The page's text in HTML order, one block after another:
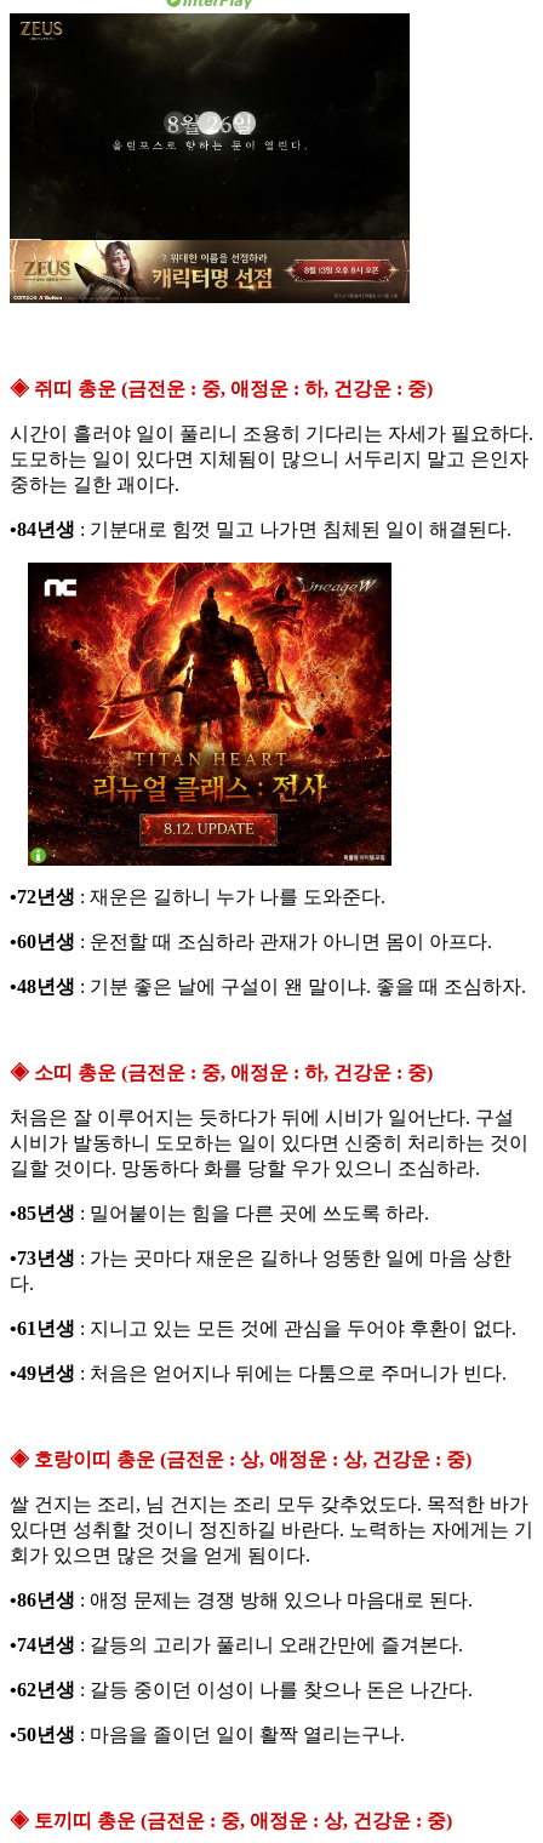
◈ 쥐띠 총운 (금전운 : 중, 애정운 : 하, 건강운 : 중)
시간이 흘러야 일이 풀리니 조용히 기다리는 자세가 필요하다.
도모하는 일이 있다면 지체됨이 많으니 서두리지 말고 은인자
중하는 길한 괘이다.
•84년생 : 기분대로 힘껏 밀고 나가면 침체된 일이 해결된다.
•72년생 : 재운은 길하니 누가 나를 도와준다.
•60년생 : 운전할 때 조심하라 관재가 아니면 몸이 아프다.
•48년생 : 기분 좋은 날에 구설이 왠 말이냐. 좋을 때 조심하자.
◈ 소띠 총운 (금전운 : 중, 애정운 : 하, 건강운 : 중)
처음은 잘 이루어지는 듯하다가 뒤에 시비가 일어난다. 구설
시비가 발동하니 도모하는 일이 있다면 신중히 처리하는 것이
길할 것이다. 망동하다 화를 당할 우가 있으니 조심하라.
•85년생 : 밀어붙이는 힘을 다른 곳에 쓰도록 하라.
•73년생 : 가는 곳마다 재운은 길하나 엉뚱한 일에 마음 상한
다.
•61년생 : 지니고 있는 모든 것에 관심을 두어야 후환이 없다.
•49년생 : 처음은 얻어지나 뒤에는 다툼으로 주머니가 빈다.
◈ 호랑이띠 총운 (금전운 : 상, 애정운 : 상, 건강운 : 중)
쌀 건지는 조리, 님 건지는 조리 모두 갖추었도다. 목적한 바가
있다면 성취할 것이니 정진하길 바란다. 노력하는 자에게는 기
회가 있으면 많은 것을 얻게 됨이다.
•86년생 : 애정 문제는 경쟁 방해 있으나 마음대로 된다.
•74년생 : 갈등의 고리가 풀리니 오래간만에 즐겨본다.
•62년생 : 갈등 중이던 이성이 나를 찾으나 돈은 나간다.
•50년생 : 마음을 졸이던 일이 활짝 열리는구나.
◈ 토끼띠 총운 (금전운 : 중, 애정운 : 상, 건강운 : 중)